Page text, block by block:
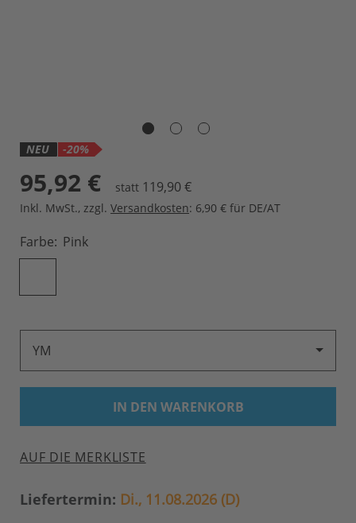
NEU -20%
95,92 € statt 119,90 €
Inkl. MwSt., zzgl. Versandkosten: 6,90 € für DE/AT
Farbe Pink
YM
IN DEN WARENKORB
AUF DIE MERKLISTE
Liefertermin: Di., 11.08.2026 (D)